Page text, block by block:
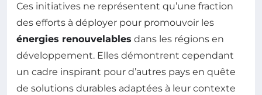
Ces initiatives ne représentent qu’une fraction
des efforts à déployer pour promouvoir les
énergies renouvelables dans les régions en
développement. Elles démontrent cependant
un cadre inspirant pour d’autres pays en quête
de solutions durables adaptées à leur contexte